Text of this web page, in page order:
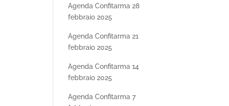
Agenda Confitarma 28
febbraio 2025
Agenda Confitarma 21
febbraio 2025
Agenda Confitarma 14
febbraio 2025
Agenda Confitarma 7